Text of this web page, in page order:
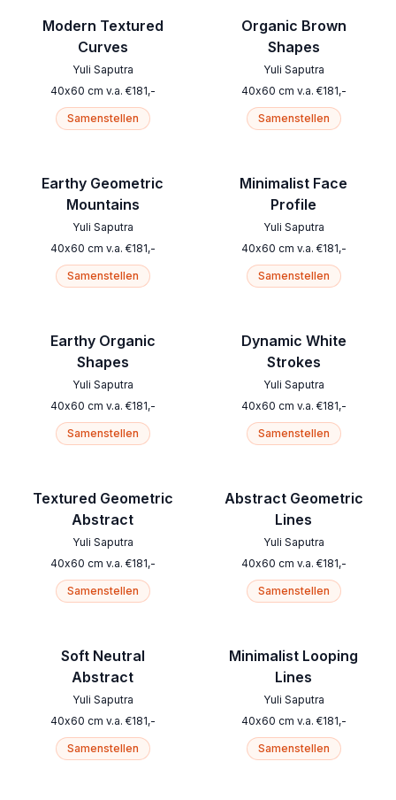
Modern Textured
Curves
Yuli Saputra
40x60 cm v.a. €181,-
Samenstellen
Earthy Geometric
Mountains
Yuli Saputra
40x60 cm v.a. €181,-
Samenstellen
Earthy Organic
Shapes
Yuli Saputra
40x60 cm v.a. €181,-
Samenstellen
Textured Geometric
Abstract
Yuli Saputra
40x60 cm v.a. €181,-
Samenstellen
Soft Neutral
Abstract
Yuli Saputra
40x60 cm v.a. €181,-
Samenstellen
Organic Brown
Shapes
Yuli Saputra
40x60 cm v.a. €181,-
Samenstellen
Minimalist Face
Profile
Yuli Saputra
40x60 cm v.a. €181,-
Samenstellen
Dynamic White
Strokes
Yuli Saputra
40x60 cm v.a. €181,-
Samenstellen
Abstract Geometric
Lines
Yuli Saputra
40x60 cm v.a. €181,-
Samenstellen
Minimalist Looping
Lines
Yuli Saputra
40x60 cm v.a. €181,-
Samenstellen